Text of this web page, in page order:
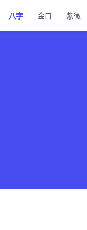
八字 金口 紫微